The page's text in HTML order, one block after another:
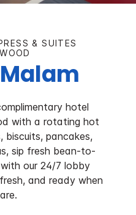
& SUITES
hotel
with a rotating hot
biscuits, pancakes,
sip fresh bean-to-
our 24/7 lobby
and ready when